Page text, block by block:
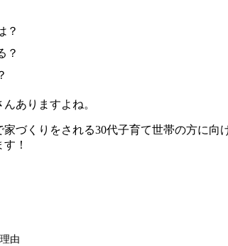
？
？
ありますよね。
づくりをされる30代子育て世帯の方に向
！
由